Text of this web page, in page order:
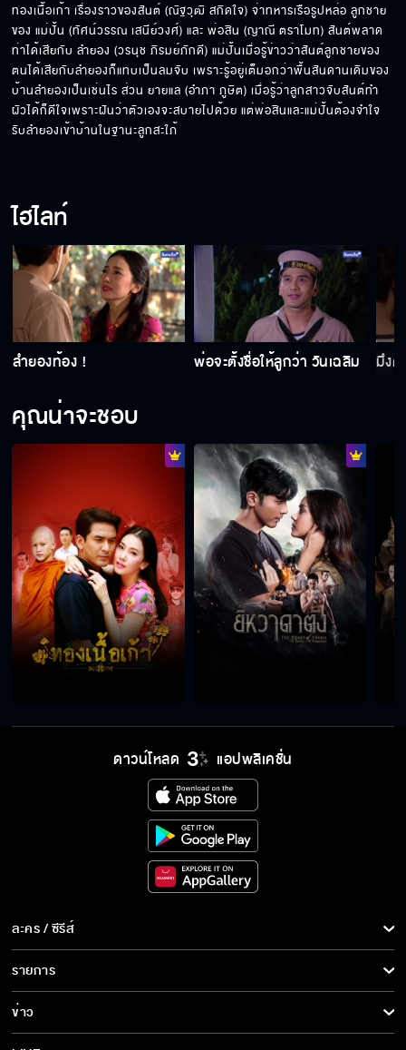
ยาดองของกู
แบบนี้มันเลี้ยงได้ที่ไหน
บ่นเป็นคนแก่อยู่ได้ แม่ใช้ให้พี่มาพูดใช่ไหม
ฉันเป็นเมียพี่นะ ไม่ใช่ขี้ข้า
มันจะมากเกินไปแล้วนะเว้ย เรื่องอะไรมาลามปาม
ถึงแม่ฉัน
นั่นแหละ
อย่าได้ไปคว้า อีลำยอง มาทำเมียเชียว จะเสียใจไป
ทั้งชาติ
ทำอะไรทำไมไม่รู้จักยับยั้งชั่งใจให้ดี ลูกหนอลูก
ฉันนะเจ็บใจตรงที่มันด่าฉันว่าโง่เหมือนควาย
ไข่เค็มน้องอ้อยอร่อย กินมั้ย
ทองเนื้อเก้า เรื่องราวของสันต์ (ณัฐวุฒิ สกิดใจ) จ่าทหารเรือรูปหล่อ ลูกชาย
ของ แม่ปั้น (ทัศน์วรรณ เสนีย์วงศ์) และ พ่อสิน (ญาณี ตราโมท) สันต์พลาด
ท่าได้เสียกับ ลำยอง (วรนุช ภิรมย์ภักดี) แม่ปั้นเมื่อรู้ข่าวว่าสันต์ลูกชายของ
ตนได้เสียกับลำยองก็แทบเป็นลมจับ เพราะรู้อยู่เต็มอกว่าพื้นสันดานเดิมของ
บ้านลำยองเป็นเช่นไร ส่วน ยายแล (อำภา ภูษิต) เมื่อรู้ว่าลูกสาวจับสันต์ทำ
ผัวได้ก็ดีใจเพราะฝันว่าตัวเองจะสบายไปด้วย แต่พ่อสินและแม่ปั้นต้องจำใจ
รับลำยองเข้าบ้านในฐานะลูกสะใภ้
ไฮไลท์
ลำยองท้อง ! พ่อจะตั้งชื่อให้ลูกว่า วันเฉลิม มึงต
คุณน่าจะชอบ
ดาวน์โหลด แอปพลิเคชั่น
ละคร / ซีรีส์
ละคร/ซีรีส์
ซีรีส์นานาชาติ
การ์ตูน & เกม
รายการ
รายการทั้งหมด
ข่าว
ข่าวทั้งหมด